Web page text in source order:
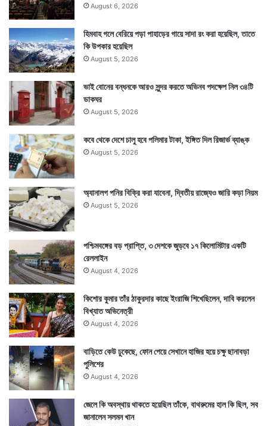
August 6, 2026
হিমবাহ গলে বেরিয়ে পড়া পাহাড়ের গায়ে সাদা রং করা হয়েছিল, তাতে
কি উপকার হয়েছিল
August 5, 2026
ভাই বোনের বন্ধনকে আরও সুন্দর করতে অভিনব পদক্ষেপ নিল ৩৪টি
ডাকঘর
August 5, 2026
কবে থেকে দেশে চালু হবে পলিমার টাকা, ইঙ্গিত দিল রিজার্ভ ব্যাঙ্ক
August 5, 2026
অ্যানালগ পনির বিক্রি করা যাবেনা, দ্বিতীয় রাজ্যেও জারি কড়া নিয়ম
August 5, 2026
পশ্চিমবঙ্গের বড় প্রাপ্তি, ৩ দেশকে জুড়বে ১৭ কিলোমিটার একটি
রেললাইন
August 4, 2026
কিশোর কুমার তাঁর ঠাকুরদার কাছে ইংরাজি শিখেছিলেন, দাবি করলেন
বিখ্যাত অভিনেত্রী
August 4, 2026
বাড়িতে কেউ ঢুকেছে, ফোন পেয়ে সেখানে হাজির হয়ে চক্ষু ছানাবড়া
পুলিশের
August 4, 2026
জেলে কি অবস্থায় থাকতে হয়েছিল তাঁকে, বাথরুমের হাল কি ছিল, সব
জানালেন সলমন খান